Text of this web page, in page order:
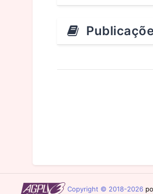
Copyright © 2018-2026